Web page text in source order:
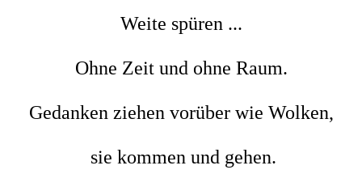
Weite spüren ...
Ohne Zeit und ohne Raum.
Gedanken ziehen vorüber wie Wolken,
sie kommen und gehen.